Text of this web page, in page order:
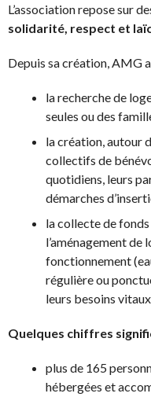
L’association repose sur
solidarité, respect et
Depuis sa création, AMG
la recherche de
seules ou des
la création, autour
collectifs de
quotidiens, leurs
démarches
la collecte de
l’aménagement de
fonctionnement
régulière ou
leurs besoins vitaux
Quelques chiffres
plus de 165
hébergées et